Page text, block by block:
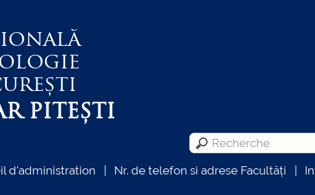
PITEȘTI
d'administration Nr. de telefon si adrese Facultăți